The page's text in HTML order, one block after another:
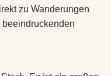
zu Wanderungen